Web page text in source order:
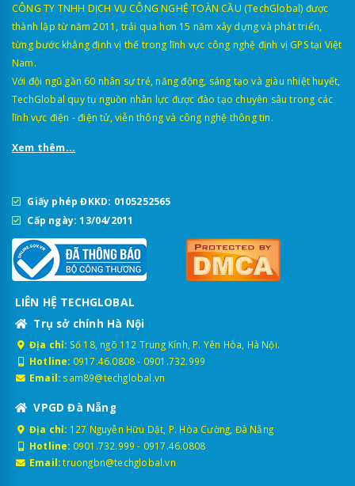
CÔNG TY TNHH DỊCH VỤ CÔNG NGHỆ TOÀN CẦU (TechGlobal) được
thành lập từ năm 2011, trải qua hơn 15 năm xây dựng và phát triển,
từng bước khẳng định vị thế trong lĩnh vực công nghệ định vị GPS tại Việt
Nam.
Với đội ngũ gần 60 nhân sự trẻ, năng động, sáng tạo và giàu nhiệt huyết,
TechGlobal quy tụ nguồn nhân lực được đào tạo chuyên sâu trong các
lĩnh vực điện - điện tử, viễn thông và công nghệ thông tin.
Xem thêm...
Giấy phép ĐKKD: 0105252565
Cấp ngày: 13/04/2011
LIÊN HỆ TECHGLOBAL
Trụ sở chính Hà Nội
Địa chỉ: Số 18, ngõ 112 Trung Kính, P. Yên Hòa, Hà Nội.
Hotline: 0917.46.0808- 0901.732.999
Email: sam89@techglobal.vn
VPGD Đà Nẵng
Địa chỉ: 127 Nguyễn Hữu Dật, P. Hòa Cường, Đà Nẵng
Hotline: 0901.732.999 - 0917.46.0808
Email: truongbn@techglobal.vn